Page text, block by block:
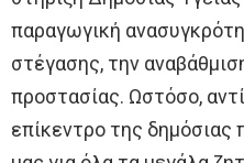
παραγωγική
στέγασης, την
προστασίας. Ωστόσο,
επίκεντρο της δημόσιας